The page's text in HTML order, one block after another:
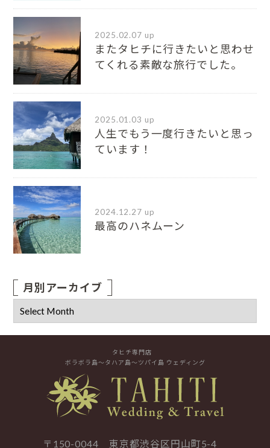
2025.02.07 up
またタヒチに行きたいと思わせ
てくれる素敵な旅行でした。
2025.01.03 up
人生でもう一度行きたいと思っ
ています！
2024.12.27 up
最高のハネムーン
月別アーカイブ
タヒチ専門店
ボラボラ島～タハア島～ツパイ島 ウェディング
〒150-0044 東京都渋谷区円山町5-4